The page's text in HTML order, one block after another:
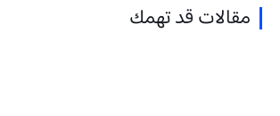
مقالات قد تهمك